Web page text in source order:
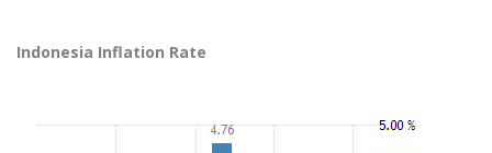
Indonesia Inflation Rate